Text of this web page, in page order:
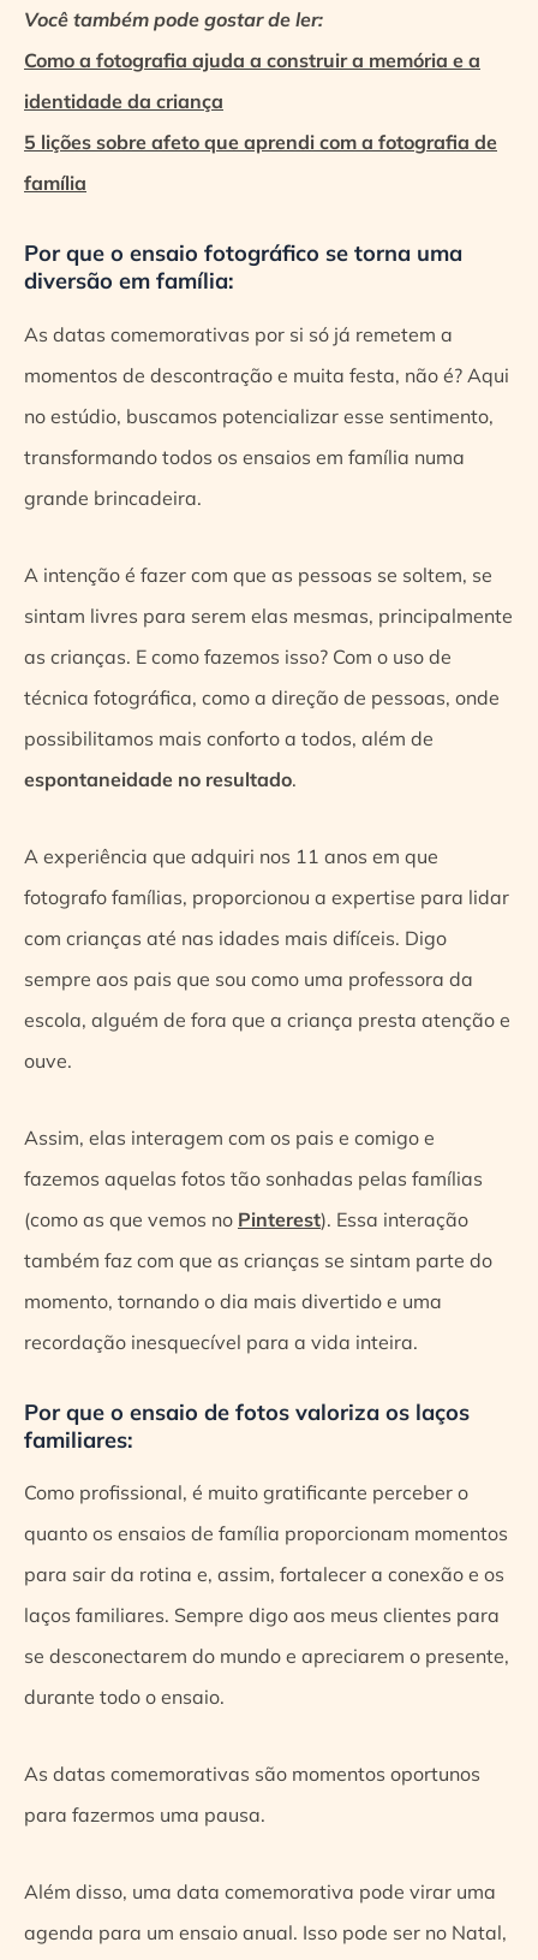
Você também pode gostar de ler:
Como a fotografia ajuda a construir a memória e a
identidade da criança
5 lições sobre afeto que aprendi com a fotografia de
família
Por que o ensaio fotográfico se torna uma
diversão em família:
As datas comemorativas por si só já remetem a
momentos de descontração e muita festa, não é? Aqui
no estúdio, buscamos potencializar esse sentimento,
transformando todos os ensaios em família numa
grande brincadeira.
A intenção é fazer com que as pessoas se soltem, se
sintam livres para serem elas mesmas, principalmente
as crianças. E como fazemos isso? Com o uso de
técnica fotográfica, como a direção de pessoas, onde
possibilitamos mais conforto a todos, além de
espontaneidade no resultado.
A experiência que adquiri nos 11 anos em que
fotografo famílias, proporcionou a expertise para lidar
com crianças até nas idades mais difíceis. Digo
sempre aos pais que sou como uma professora da
escola, alguém de fora que a criança presta atenção e
ouve.
Assim, elas interagem com os pais e comigo e
fazemos aquelas fotos tão sonhadas pelas famílias
(como as que vemos no Pinterest). Essa interação
também faz com que as crianças se sintam parte do
momento, tornando o dia mais divertido e uma
recordação inesquecível para a vida inteira.
Por que o ensaio de fotos valoriza os laços
familiares:
Como profissional, é muito gratificante perceber o
quanto os ensaios de família proporcionam momentos
para sair da rotina e, assim, fortalecer a conexão e os
laços familiares. Sempre digo aos meus clientes para
se desconectarem do mundo e apreciarem o presente,
durante todo o ensaio.
As datas comemorativas são momentos oportunos
para fazermos uma pausa.
Além disso, uma data comemorativa pode virar uma
agenda para um ensaio anual. Isso pode ser no Natal,